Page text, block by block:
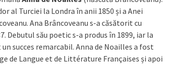
al Turciei la Londra în anii 1850 și a Anei
Ana Brâncoveanu s-a căsătorit cu
Debutul său poetic s-a produs în 1899, iar la
succes remarcabil. Anna de Noailles a fost
de Langue et de Littérature Françaises și apoi